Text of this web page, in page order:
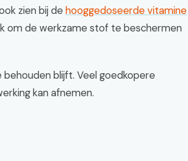
zien bij de hooggedoseerde vitamine
om de werkzame stof te beschermen
blijft. Veel goedkopere
kan afnemen.